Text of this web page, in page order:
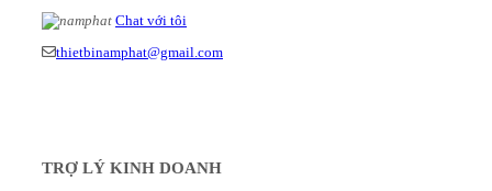
Chat với tôi
thietbinamphat@gmail.com
TRỢ LÝ KINH DOANH